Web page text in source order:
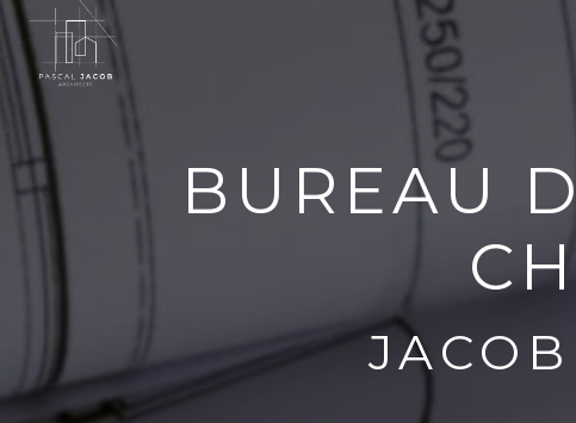
BUREAU
Panneau de gestion des cookies